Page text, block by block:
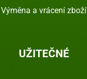
Výměna a vrácení zboží
UŽITEČNÉ